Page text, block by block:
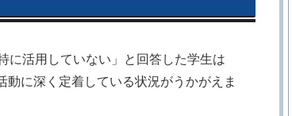
に活用していない」と回答した学生は
に深く定着している状況がうかがえま